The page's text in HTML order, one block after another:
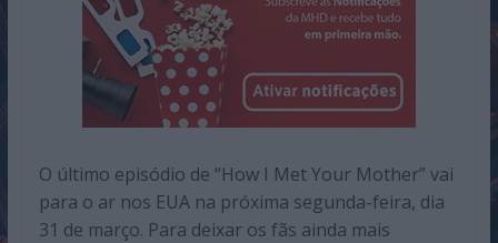
O último episódio de “How I Met Your Mother” vai
para o ar nos EUA na próxima segunda-feira, dia
31 de março. Para deixar os fãs ainda mais